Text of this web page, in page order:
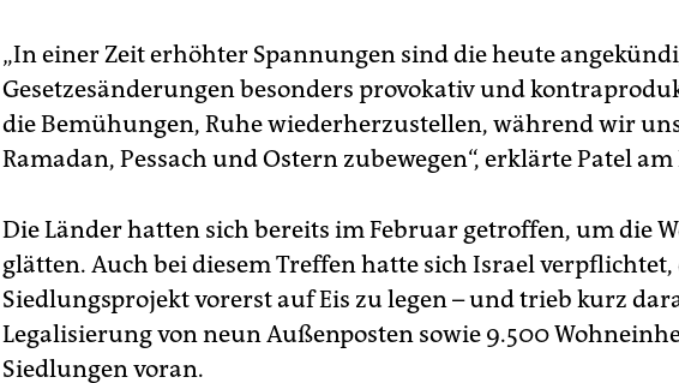
„In einer Zeit erhöhter Spannungen sind die heute
Gesetzesänderungen besonders provokativ und
die Bemühungen, Ruhe wiederherzustellen, während wir
Ramadan, Pessach und Ostern zubewegen“, erklärte Patel
Die Länder hatten sich bereits im Februar getroffen, um die
glätten. Auch bei diesem Treffen hatte sich Israel verpflichtet,
Siedlungsprojekt vorerst auf Eis zu legen – und trieb kurz
Legalisierung von neun Außenposten sowie 9.500
Siedlungen voran.